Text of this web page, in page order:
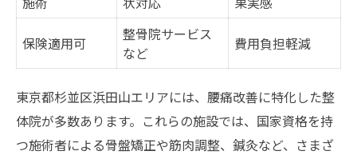
保険適用可
整骨院サービス
など
費用負担軽減
東京都杉並区浜田山エリアには、腰痛改善に特化した整
体院が多数あります。これらの施設では、国家資格を持
つ施術者による骨盤矯正や筋肉調整、鍼灸など、さまざ